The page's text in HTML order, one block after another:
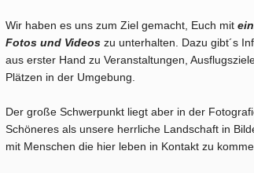
Wir haben es uns zum Ziel gemacht, Euch mit
Fotos und Videos zu unterhalten. Dazu gibt´s
aus erster Hand zu Veranstaltungen,
Plätzen in der Umgebung.
Der große Schwerpunkt liegt aber in der
Schöneres als unsere herrliche Landschaft in
mit Menschen die hier leben in Kontakt zu